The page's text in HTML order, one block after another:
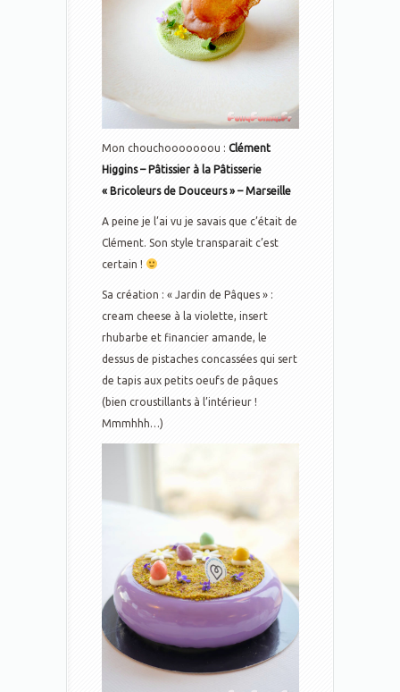
Mon chouchooooooou : Clément
Higgins – Pâtissier à la Pâtisserie
« Bricoleurs de Douceurs » – Marseille
A peine je l’ai vu je savais que c’était de
Clément. Son style transparait c’est
certain !
Sa création : « Jardin de Pâques » :
cream cheese à la violette, insert
rhubarbe et financier amande, le
dessus de pistaches concassées qui sert
de tapis aux petits oeufs de pâques
(bien croustillants à l’intérieur !
Mmmhhh…)